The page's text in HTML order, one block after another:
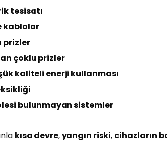
tesisatı
kablolar
prizler
çoklu prizler
kaliteli enerji kullanması
bulunmayan sistemler
kısa devre,yangın riski, cihazların